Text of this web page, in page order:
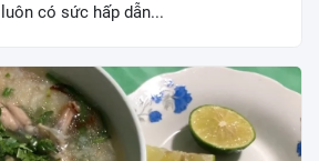
có sức hấp dẫn...